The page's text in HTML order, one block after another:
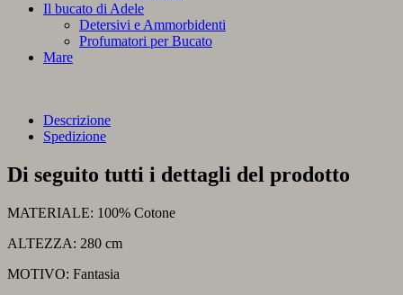
Il bucato di Adele
Detersivi e Ammorbidenti
Profumatori per Bucato
Mare
Descrizione
Spedizione
Di seguito tutti i dettagli del prodotto
MATERIALE: 100% Cotone
ALTEZZA: 280 cm
MOTIVO: Fantasia